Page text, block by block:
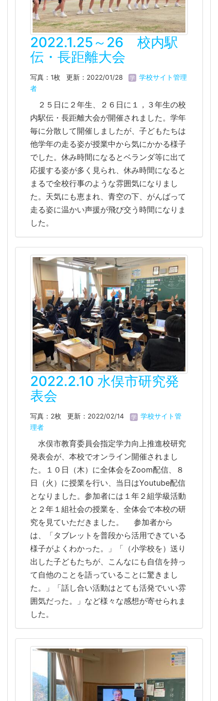
2022.1.25～26 校内駅
伝・長距離大会
写真：1枚 更新：2022/01/28
学校サイト管理
者
２５日に２年生、２６日に１，３年生の校
内駅伝・長距離大会が開催されました。学年
毎に分散して開催しましたが、子どもたちは
他学年の走る姿が授業中から気にかかる様子
でした。休み時間になるとベランダ等に出て
応援する姿が多く見られ、休み時間になると
まるで全校行事のような雰囲気になりまし
た。天気にも恵まれ、青空の下、がんばって
走る姿に温かい声援が飛び交う時間になりま
した。
2022.2.10 水俣市研究発
表会
写真：2枚 更新：2022/02/14
学校サイト管
理者
水俣市教育委員会指定学力向上推進校研究
発表会が、本校でオンライン開催されまし
た。１０日（木）に全体会をZoom配信、８
日（火）に授業を行い、当日はYoutube配信
となりました。参加者には１年２組学級活動
と２年１組社会の授業を、全体会で本校の研
究を見ていただきました。 参加者から
は、「タブレットを普段から活用できている
様子がよくわかった。」「（小学校を）送り
出した子どもたちが、こんなにも自信を持っ
て自他のことを語っていることに驚きまし
た。」「話し合い活動はとても活発でいい雰
囲気だった。」など様々な感想が寄せられま
した。